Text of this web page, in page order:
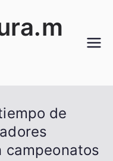
de
campeonatos